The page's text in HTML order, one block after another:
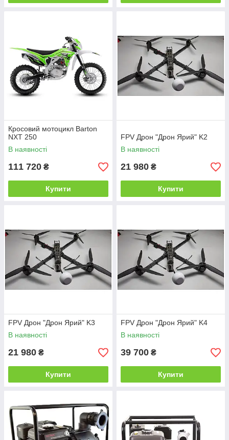
Кросовий мотоцикл Barton
NXT 250
В наявності
111 720 ₴
Купити
FPV Дрон "Дрон Ярий" K2
В наявності
21 980 ₴
Купити
FPV Дрон "Дрон Ярий" K3
В наявності
21 980 ₴
Купити
FPV Дрон "Дрон Ярий" K4
В наявності
39 700 ₴
Купити